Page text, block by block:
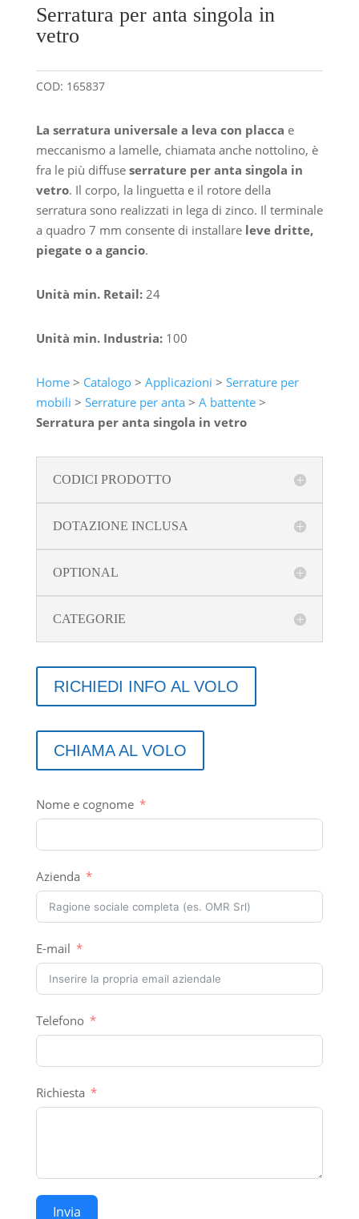
Serratura per anta singola in
vetro
COD: 165837
La serratura universale a leva con placca e
meccanismo a lamelle, chiamata anche nottolino, è
fra le più diffuse serrature per anta singola in
vetro. Il corpo, la linguetta e il rotore della
serratura sono realizzati in lega di zinco. Il terminale
a quadro 7 mm consente di installare leve dritte,
piegate o a gancio.
Unità min. Retail: 24
Unità min. Industria: 100
Home> Catalogo> Applicazioni > Serrature per
mobili > Serrature per anta> A battente>
Serratura per anta singola in vetro
CODICI PRODOTTO
DOTAZIONE INCLUSA
OPTIONAL
CATEGORIE
RICHIEDI INFO AL VOLO
CHIAMA AL VOLO
Nome e cognome
Azienda
E-mail
Telefono
Richiesta
Invia